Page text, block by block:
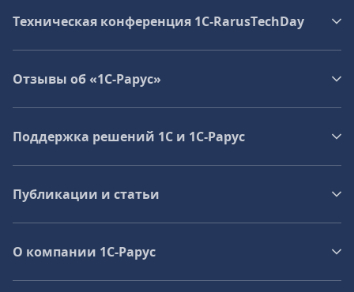
Техническая конференция 1C‑RarusTechDay
Отзывы об «1С-Рарус»
Поддержка решений 1С и 1С‑Рарус
Публикации и статьи
О компании 1C-Рарус